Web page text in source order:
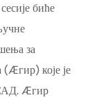
биће
за
које је
Æгир